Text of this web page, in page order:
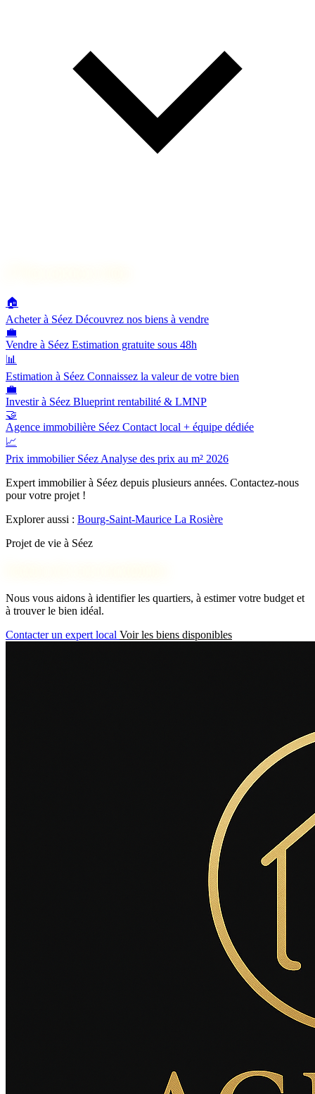
🏠
Acheter à Séez Découvrez nos biens à vendre
💼
Vendre à Séez Estimation gratuite sous 48h
📊
Estimation à Séez Connaissez la valeur de votre bien
💼
Investir à Séez Blueprint rentabilité & LMNP
🤝
Agence immobilière Séez Contact local + équipe dédiée
📈
Prix immobilier Séez Analyse des prix au m² 2026
Expert immobilier à Séez depuis plusieurs années. Contactez-nous
pour votre projet !
Explorer aussi : Bourg-Saint-Maurice La Rosière
Projet de vie à Séez
Nous vous aidons à identifier les quartiers, à estimer votre budget et
à trouver le bien idéal.
Contacter un expert local Voir les biens disponibles